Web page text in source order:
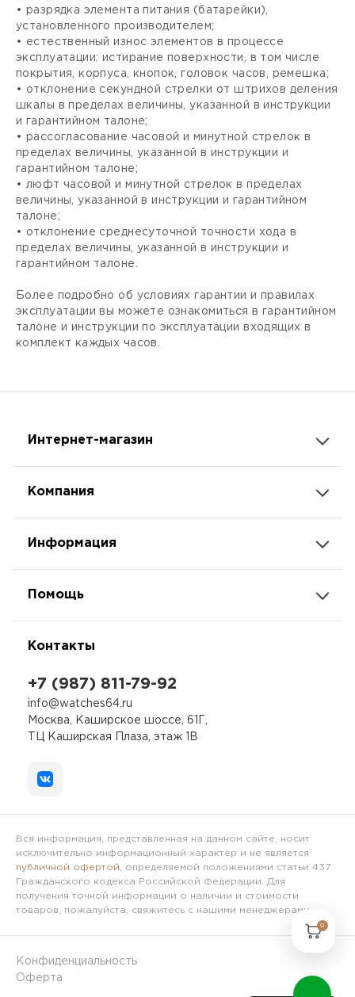
• разрядка элемента питания (батарейки),
установленного производителем;
• естественный износ элементов в процессе
эксплуатации: истирание поверхности, в том числе
покрытия, корпуса, кнопок, головок часов, ремешка;
• отклонение секундной стрелки от штрихов деления
шкалы в пределах величины, указанной в инструкции
и гарантийном талоне;
• рассогласование часовой и минутной стрелок в
пределах величины, указанной в инструкции и
гарантийном талоне;
• люфт часовой и минутной стрелок в пределах
величины, указанной в инструкции и гарантийном
талоне;
• отклонение среднесуточной точности хода в
пределах величины, указанной в инструкции и
гарантийном талоне.
Более подробно об условиях гарантии и правилах
эксплуатации вы можете ознакомиться в гарантийном
талоне и инструкции по эксплуатации входящих в
комплект каждых часов.
Интернет-магазин
Компания
Информация
Помощь
Контакты
+7 (987) 811-79-92
info@watches64.ru
Москва, Каширское шоссе, 61Г,
ТЦ Каширская Плаза, этаж 1В
Вся информация, представленная на данном сайте, носит
исключительно информационный характер и не является
публичной офертой , определяемой положениями статьи 437
Гражданского кодекса Российской Федерации. Для
получения точной информации о наличии и стоимости
товаров, пожалуйста, свяжитесь с нашими менеджерами.
Конфиденциальность
Оферта
0